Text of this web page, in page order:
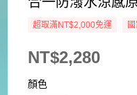
超取滿NT$2,000免運
NT$2,280
顏色